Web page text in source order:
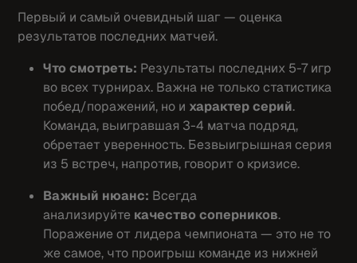
Первый и самый очевидный шаг — оценка
результатов последних матчей.
Что смотреть: Результаты последних 5-7 игр
во всех турнирах. Важна не только статистика
побед/поражений, но и характер серий.
Команда, выигравшая 3-4 матча подряд,
обретает уверенность. Безвыигрышная серия
из 5 встреч, напротив, говорит о кризисе.
Важный нюанс: Всегда
анализируйте качество соперников.
Поражение от лидера чемпионата — это не то
же самое, что проигрыш команде из нижней